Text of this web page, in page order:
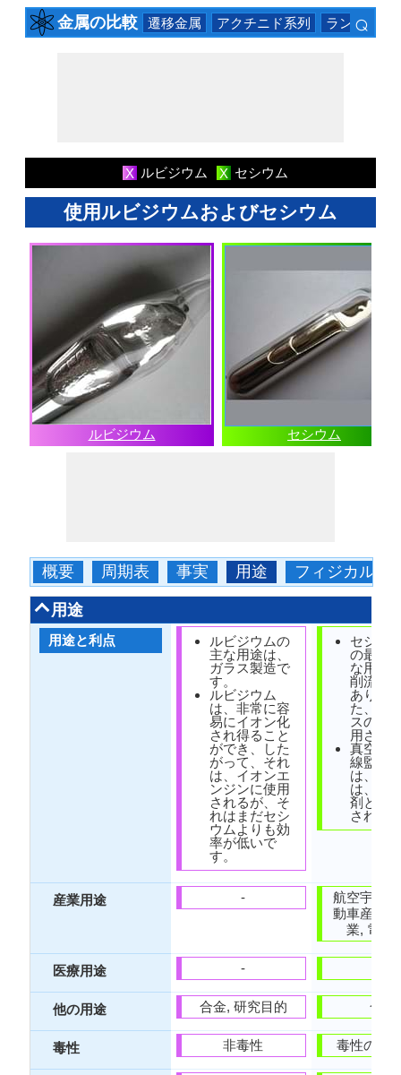
金属の比較 遷移金属 アクチニド系列 ランタニド
⌕
X ルビジウム X セシウム
使用ルビジウムおよびセシウム
ルビジウム セシウム
概要 周期表 事実 用途 フィジカル
用途
用途と利点
産業用途
医療用途
他の用途
毒性
ルビジウムの
主な用途は、
ガラス製造で
す。
ルビジウム
は、非常に容
易にイオン化
され得ること
ができ、した
がって、それ
は、イオンエ
ンジンに使用
されるが、そ
れはまだセシ
ウムよりも効
率が低いで
す。
-
-
合金, 研究目的
非毒性
セシウ
の最も
な用途
削流体
ありま
た、光
スの製
用され
真空管
線監視
は、こ
は、触
剤とし
されま
航空宇宙
動車産業,
業, 電子
合金
毒性の弱